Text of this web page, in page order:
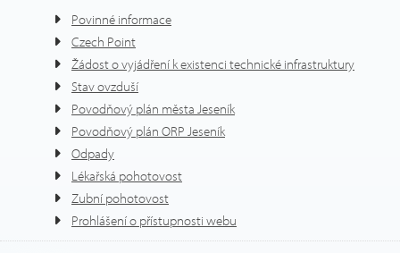
Povinné informace
Czech Point
Žádost o vyjádření k existenci technické infrastruktury
Stav ovzduší
Povodňový plán města Jeseník
Povodňový plán ORP Jeseník
Odpady
Lékařská pohotovost
Zubní pohotovost
Prohlášení o přístupnosti webu